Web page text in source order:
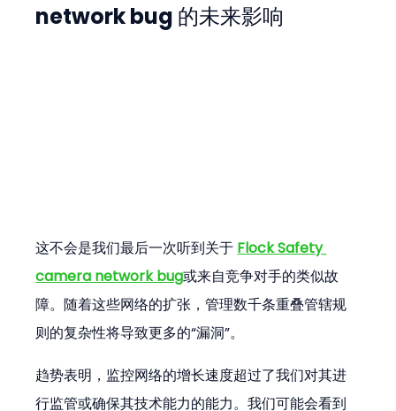
network bug 的未来影响
这不会是我们最后一次听到关于 Flock Safety
camera network bug或来自竞争对手的类似故
障。随着这些网络的扩张，管理数千条重叠管辖规
则的复杂性将导致更多的“漏洞”。
趋势表明，监控网络的增长速度超过了我们对其进
行监管或确保其技术能力的能力。我们可能会看到